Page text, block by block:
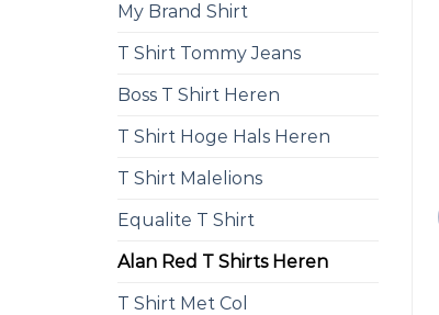
My Brand Shirt
T Shirt Tommy Jeans
Boss T Shirt Heren
T Shirt Hoge Hals Heren
T Shirt Malelions
Equalite T Shirt
Alan Red T Shirts Heren
T Shirt Met Col